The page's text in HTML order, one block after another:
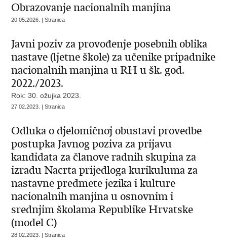
Obrazovanje nacionalnih manjina
20.05.2026. | Stranica
Javni poziv za provođenje posebnih oblika
nastave (ljetne škole) za učenike pripadnike
nacionalnih manjina u RH u šk. god.
2022./2023.
Rok: 30. ožujka 2023.
27.02.2023. | Stranica
Odluka o djelomičnoj obustavi provedbe
postupka Javnog poziva za prijavu
kandidata za članove radnih skupina za
izradu Nacrta prijedloga kurikuluma za
nastavne predmete jezika i kulture
nacionalnih manjina u osnovnim i
srednjim školama Republike Hrvatske
(model C)
28.02.2023. | Stranica